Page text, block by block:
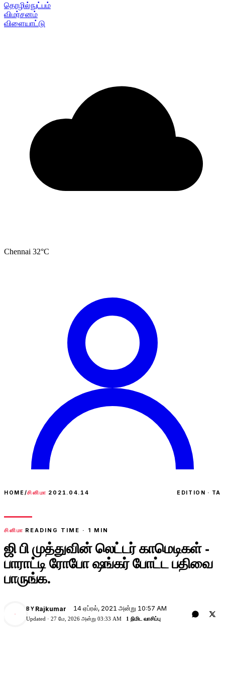
தொழில்நுட்பம்
விமர்சனம்
விளையாட்டு
Chennai 32°C
HOME/சினிமா 2021.04.14 EDITION · TA
சினிமா READING TIME · 1 MIN
ஜி பி முத்துவின் லெட்டர் காமெடிகள் -
பாராட்டி ரோபோ ஷங்கர் போட்ட பதிவை
பாருங்க.
BY Rajkumar 14 ஏப்ரல், 2021 அன்று 10:57 AM
Updated · 27 மே, 2026 அன்று 03:33 AM 1 நிமிட வாசிப்பு